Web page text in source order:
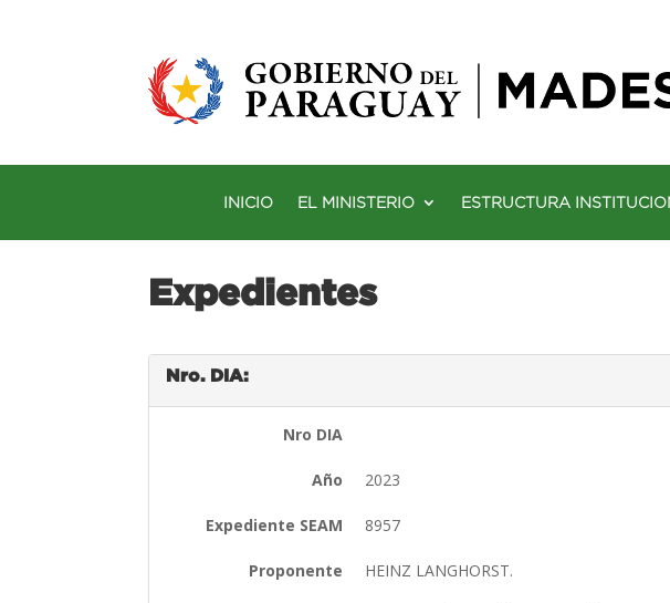
INICIO EL MINISTERIO ESTRUCTURA
Expedientes
Nro. DIA:
Nro DIA
Año 2023
Expediente SEAM 8957
Proponente HEINZ LANGHORST.